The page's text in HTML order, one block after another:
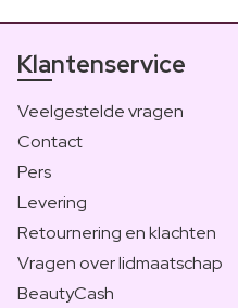
Klantenservice
Veelgestelde vragen
Contact
Pers
Levering
Retournering en klachten
Vragen over lidmaatschap
BeautyCash